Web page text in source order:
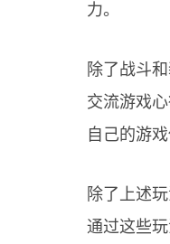
力。
除了战斗
交流游戏
自己的游
除了上述
通过这些